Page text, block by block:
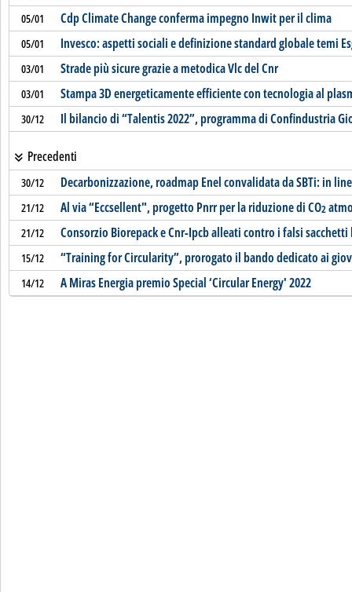
05/01 Cdp Climate Change conferma impegno Inwit per il clima
05/01 Invesco: aspetti sociali e definizione standard globale temi
03/01 Strade più sicure grazie a metodica Vlc del Cnr
03/01 Stampa 3D energeticamente efficiente con tecnologia al
30/12 Il bilancio di “Talentis 2022”, programma di Confindustria
Precedenti
30/12 Decarbonizzazione, roadmap Enel convalidata da SBTi: in
21/12 Al via “Eccsellent", progetto Pnrr per la riduzione di CO2
21/12 Consorzio Biorepack e Cnr-Ipcb alleati contro i falsi sacchetti
15/12 “Training for Circularity”, prorogato il bando dedicato ai
14/12 A Miras Energia premio Special ‘Circular Energy' 2022